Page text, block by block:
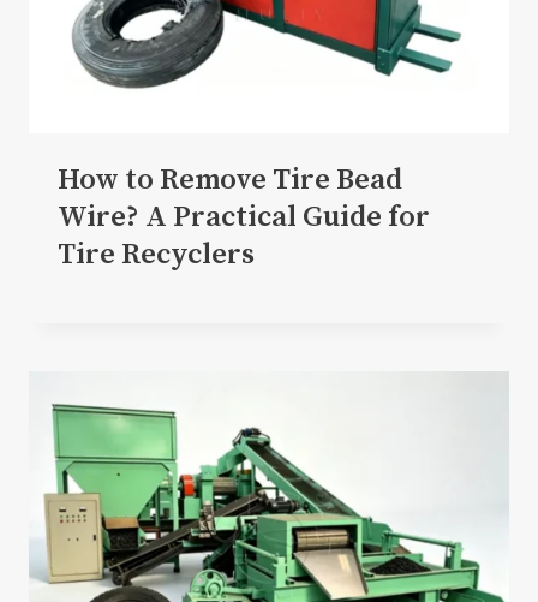
How to Remove Tire Bead
Wire? A Practical Guide for
Tire Recyclers